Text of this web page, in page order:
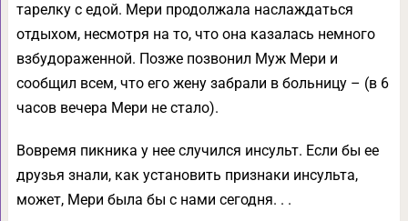
тарелку с едой. Мери продолжала наслаждаться
отдыхом, несмотря на то, что она казалась немного
взбудораженной. Позже позвонил Муж Мери и
сообщил всем, что его жену забрали в больницу – (в 6
часов вечера Мери не стало).
Вовремя пикника у нее случился инсульт. Если бы ее
друзья знали, как установить признаки инсульта,
может, Мери была бы с нами сегодня. . .